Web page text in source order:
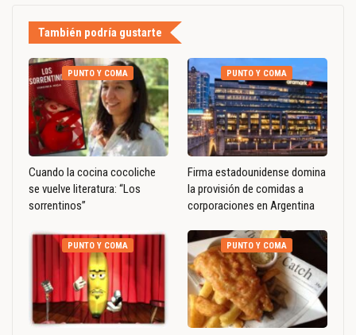
También podría gustarte
PUNTO Y COMA
Cuando la cocina cocoliche
se vuelve literatura: “Los
sorrentinos”
PUNTO Y COMA
Firma estadounidense domina
la provisión de comidas a
corporaciones en Argentina
PUNTO Y COMA PUNTO Y COMA